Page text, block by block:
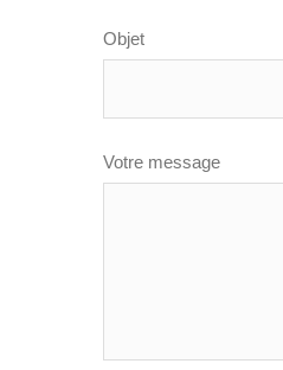
Objet
Votre message